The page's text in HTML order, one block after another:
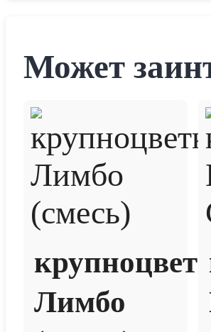
Может
Лимбо